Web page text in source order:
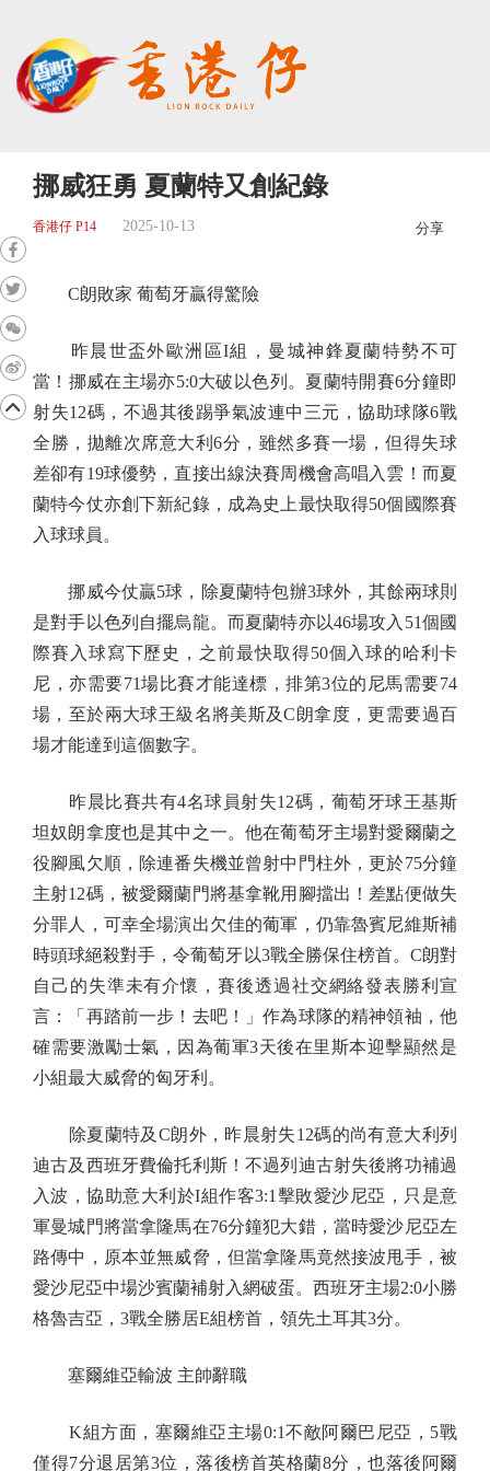
挪威狂勇 夏蘭特又創紀錄
香港仔 P14 2025-10-13 分享
C朗敗家 葡萄牙贏得驚險
昨晨世盃外歐洲區I組，曼城神鋒夏蘭特勢不可
當！挪威在主場亦5:0大破以色列。夏蘭特開賽6分鐘即
射失12碼，不過其後踢爭氣波連中三元，協助球隊6戰
全勝，拋離次席意大利6分，雖然多賽一場，但得失球
差卻有19球優勢，直接出線決賽周機會高唱入雲！而夏
蘭特今仗亦創下新紀錄，成為史上最快取得50個國際賽
入球球員。
挪威今仗贏5球，除夏蘭特包辦3球外，其餘兩球則
是對手以色列自擺烏龍。而夏蘭特亦以46場攻入51個國
際賽入球寫下歷史，之前最快取得50個入球的哈利卡
尼，亦需要71場比賽才能達標，排第3位的尼馬需要74
場，至於兩大球王級名將美斯及C朗拿度，更需要過百
場才能達到這個數字。
昨晨比賽共有4名球員射失12碼，葡萄牙球王基斯
坦奴朗拿度也是其中之一。他在葡萄牙主場對愛爾蘭之
役腳風欠順，除連番失機並曾射中門柱外，更於75分鐘
主射12碼，被愛爾蘭門將基拿靴用腳擋出！差點便做失
分罪人，可幸全場演出欠佳的葡軍，仍靠魯賓尼維斯補
時頭球絕殺對手，令葡萄牙以3戰全勝保住榜首。C朗對
自己的失準未有介懷，賽後透過社交網絡發表勝利宣
言：「再踏前一步！去吧！」作為球隊的精神領袖，他
確需要激勵士氣，因為葡軍3天後在里斯本迎擊顯然是
小組最大威脅的匈牙利。
除夏蘭特及C朗外，昨晨射失12碼的尚有意大利列
迪古及西班牙費倫托利斯！不過列迪古射失後將功補過
入波，協助意大利於I組作客3:1擊敗愛沙尼亞，只是意
軍曼城門將當拿隆馬在76分鐘犯大錯，當時愛沙尼亞左
路傳中，原本並無威脅，但當拿隆馬竟然接波甩手，被
愛沙尼亞中場沙賓蘭補射入網破蛋。西班牙主場2:0小勝
格魯吉亞，3戰全勝居E組榜首，領先土耳其3分。
塞爾維亞輸波 主帥辭職
K組方面，塞爾維亞主場0:1不敵阿爾巴尼亞，5戰
僅得7分退居第3位，落後榜首英格蘭8分，也落後阿爾